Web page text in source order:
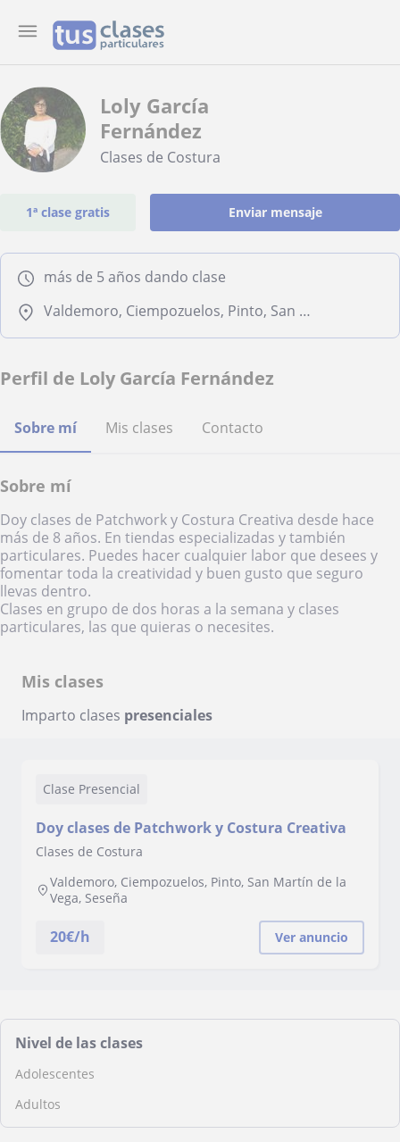
Loly García
Fernández
Clases de Costura
1ª clase gratis Enviar mensaje
más de 5 años dando clase
Valdemoro, Ciempozuelos, Pinto, San Martín de la Vega, Seseña
Perfil de Loly García Fernández
Sobre mí Mis clases Contacto
Sobre mí
Doy clases de Patchwork y Costura Creativa desde hace
más de 8 años. En tiendas especializadas y también
particulares. Puedes hacer cualquier labor que desees y
fomentar toda la creatividad y buen gusto que seguro
llevas dentro.
Clases en grupo de dos horas a la semana y clases
particulares, las que quieras o necesites.
Mis clases
Imparto clases presenciales
Clase Presencial
Doy clases de Patchwork y Costura Creativa
Clases de Costura
Valdemoro, Ciempozuelos, Pinto, San Martín de la
Vega, Seseña
20€/h Ver anuncio
Nivel de las clases
Adolescentes
Adultos